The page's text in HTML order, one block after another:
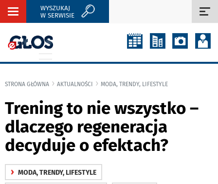
Rozwiń
WYSZUKAJ
W SERWISIE
STRONA GŁÓWNA AKTUALNOŚCI MODA, TRENDY, LIFESTYLE
Trening to nie wszystko –
dlaczego regeneracja
decyduje o efektach?
› MODA, TRENDY, LIFESTYLE